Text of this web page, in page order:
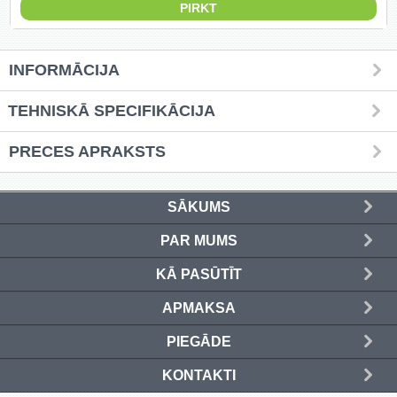
INFORMĀCIJA
TEHNISKĀ SPECIFIKĀCIJA
PRECES APRAKSTS
SĀKUMS
PAR MUMS
KĀ PASŪTĪT
APMAKSA
PIEGĀDE
KONTAKTI
Griešanas diski un zāģa asmeņi
(50)
Hidrauliskās preses (20)
Hidrauliskie instrumenti (40)
Instrumentu komplekti (554)
Instrumentu rezerves daļas (37)
Krāsošanas instrumenti (133)
Laivu dzinēji (12)